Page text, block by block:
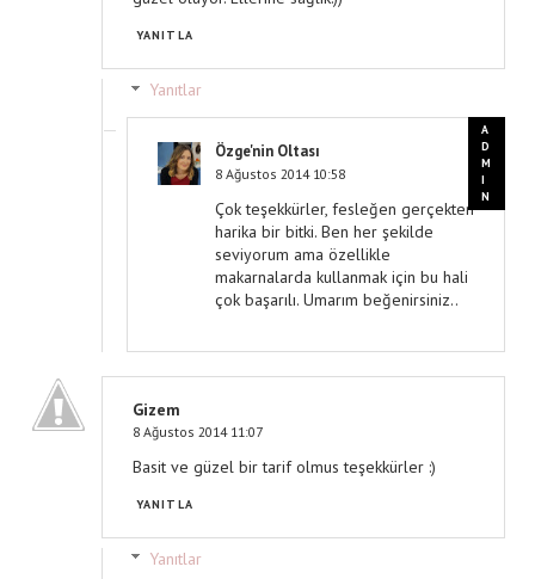
YANITLA
Yanıtlar
Özge'nin Oltası
8 Ağustos 2014 10:58
Çok teşekkürler, fesleğen gerçekten
harika bir bitki. Ben her şekilde
seviyorum ama özellikle
makarnalarda kullanmak için bu hali
çok başarılı. Umarım beğenirsiniz..
Gizem
8 Ağustos 2014 11:07
Basit ve güzel bir tarif olmus teşekkürler :)
YANITLA
Yanıtlar